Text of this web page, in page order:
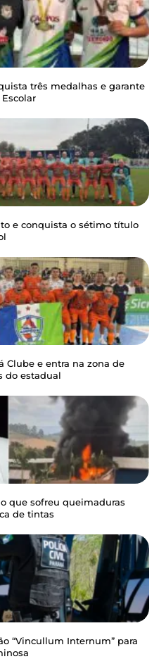
três medalhas e garante
e conquista o sétimo título
Clube e entra na zona de
do estadual
que sofreu queimaduras
de tintas
“Vincullum Internum” para